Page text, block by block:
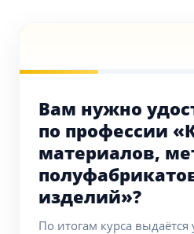
Вам нужно
по профессии
материалов,
изделий»?
По итогам курса выдаётся